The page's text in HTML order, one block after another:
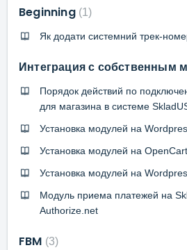
Beginning 1
Як додати системний трек-
Интеграция с собственным
Порядок действий по
для магазина в системе
Установка модулей на
Установка модулей на
Установка модулей на
Модуль приема платежей на
Authorize.net
FBM 3